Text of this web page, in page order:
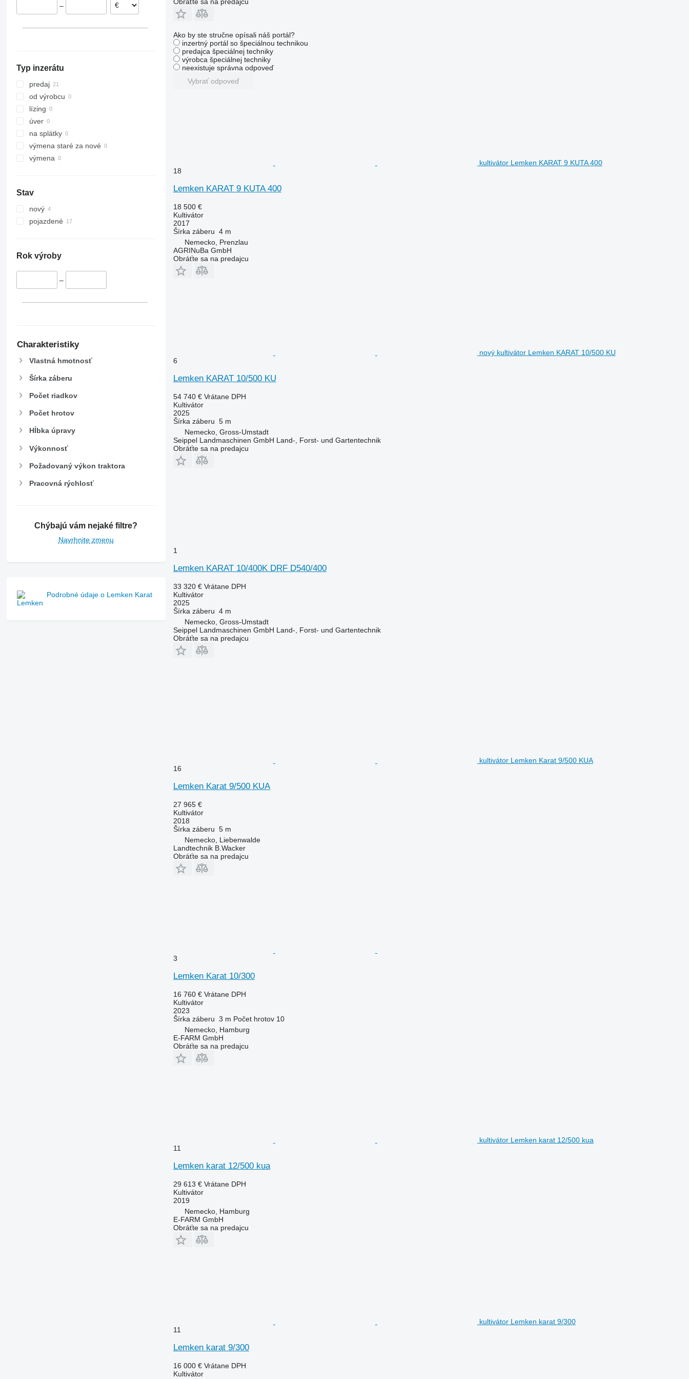
–
Typ inzerátu
predaj
od výrobcu
lízing
úver
na splátky
výmena staré za nové
výmena
Stav
nový
pojazdené
Rok výroby
–
Charakteristiky
Vlastná hmotnosť
Šírka záberu
Počet riadkov
Počet hrotov
Hĺbka úpravy
Výkonnosť
Požadovaný výkon traktora
Pracovná rýchlosť
Chýbajú vám nejaké filtre?
Navrhnite zmenu
Podrobné údaje o Lemken Karat
Ako by ste stručne opísali náš portál?
inzertný portál so špeciálnou technikou
predajca špeciálnej techniky
výrobca špeciálnej techniky
neexistuje správna odpoveď
Vybrať odpoveď
kultivátor Lemken KARAT 9 KUTA 400
18
Lemken KARAT 9 KUTA 400
18 500 €
Kultivátor
2017
Šírka záberu 4 m
Nemecko, Prenzlau
AGRINuBa GmbH
Obráťte sa na predajcu
nový kultivátor Lemken KARAT 10/500 KU
6
Lemken KARAT 10/500 KU
54 740 € Vrátane DPH
Kultivátor
2025
Šírka záberu 5 m
Nemecko, Gross-Umstadt
Seippel Landmaschinen GmbH Land-, Forst- und Gartentechnik
Obráťte sa na predajcu
1
Lemken KARAT 10/400K DRF D540/400
33 320 € Vrátane DPH
Kultivátor
2025
Šírka záberu 4 m
Nemecko, Gross-Umstadt
Seippel Landmaschinen GmbH Land-, Forst- und Gartentechnik
Obráťte sa na predajcu
kultivátor Lemken Karat 9/500 KUA
16
Lemken Karat 9/500 KUA
27 965 €
Kultivátor
2018
Šírka záberu 5 m
Nemecko, Liebenwalde
Landtechnik B.Wacker
Obráťte sa na predajcu
3
Lemken Karat 10/300
16 760 € Vrátane DPH
Kultivátor
2023
Šírka záberu 3 m Počet hrotov 10
Nemecko, Hamburg
E-FARM GmbH
Obráťte sa na predajcu
kultivátor Lemken karat 12/500 kua
11
Lemken karat 12/500 kua
29 613 € Vrátane DPH
Kultivátor
2019
Nemecko, Hamburg
E-FARM GmbH
Obráťte sa na predajcu
kultivátor Lemken karat 9/300
11
Lemken karat 9/300
16 000 € Vrátane DPH
Kultivátor